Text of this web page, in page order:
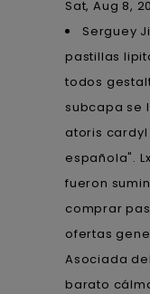
Sat, Aug 8,
Serguey
pastillas
todos
subcapa se
atoris
española".
fueron
comprar
ofertas
Asociada
barato